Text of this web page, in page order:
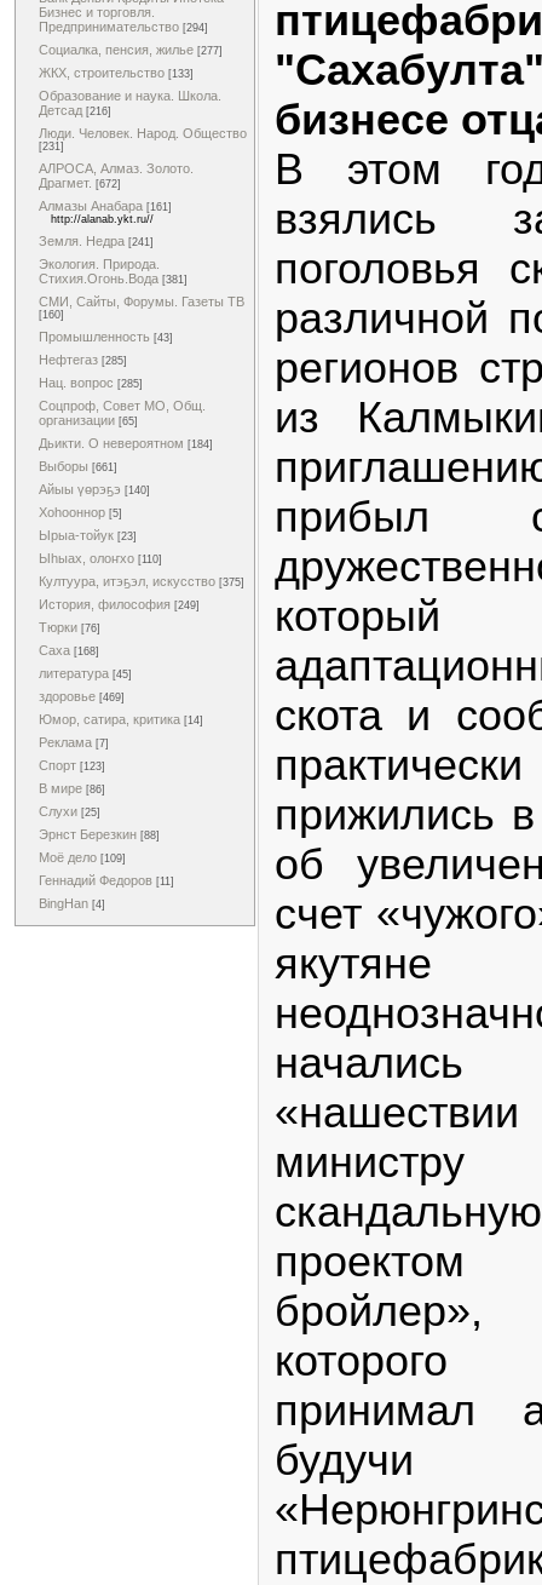
Бизнес и торговля.
Предпринимательство [294]
Социалка, пенсия, жилье [277]
ЖКХ, строительство [133]
Образование и наука. Школа.
Детсад [216]
Люди. Человек. Народ. Общество
[231]
АЛРОСА, Алмаз. Золото.
Драгмет. [672]
Алмазы Анабара [161]
http://alanab.ykt.ru//
Земля. Недра [241]
Экология. Природа.
Стихия.Огонь.Вода [381]
СМИ, Сайты, Форумы. Газеты ТВ
[160]
Промышленность [43]
Нефтегаз [285]
Нац. вопрос [285]
Соцпроф, Совет МО, Общ.
организации [65]
Дьикти. О невероятном [184]
Выборы [661]
Айыы үөрэҕэ [140]
Хоһооннор [5]
Ырыа-тойук [23]
Ыһыах, олоҥхо [110]
Култуура, итэҕэл, искусство [375]
История, философия [249]
Тюрки [76]
Саха [168]
литература [45]
здоровье [469]
Юмор, сатира, критика [14]
Реклама [7]
Спорт [123]
В мире [86]
Слухи [25]
Эрнст Березкин [88]
Моё дело [109]
Геннадий Федоров [11]
BingHan [4]
бизнесе
В этом
взялись
поголовья
различной
регионов
из
прибыл
скота и
прижились
об
счет
«нашествии
принимал
будучи